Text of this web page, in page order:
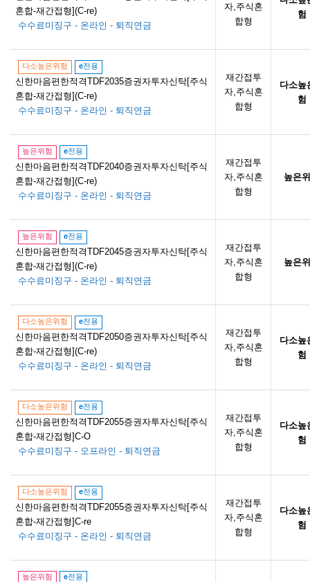
혼합-재간접형](C-re)
수수료미징구 - 온라인 - 퇴직연금
자,주식혼
합형
험
다소높은위험 e전용
신한마음편한적격TDF2035증권자투자신탁[주식
혼합-재간접형](C-re)
수수료미징구 - 온라인 - 퇴직연금
재간접투
자,주식혼
합형
다소높
험
높은위험 e전용
신한마음편한적격TDF2040증권자투자신탁[주식
혼합-재간접형](C-re)
수수료미징구 - 온라인 - 퇴직연금
재간접투
자,주식혼
합형
높은
높은위험 e전용
신한마음편한적격TDF2045증권자투자신탁[주식
혼합-재간접형](C-re)
수수료미징구 - 온라인 - 퇴직연금
재간접투
자,주식혼
합형
높은
다소높은위험 e전용
신한마음편한적격TDF2050증권자투자신탁[주식
혼합-재간접형](C-re)
수수료미징구 - 온라인 - 퇴직연금
재간접투
자,주식혼
합형
다소높
험
다소높은위험 e전용
신한마음편한적격TDF2055증권자투자신탁[주식
혼합-재간접형]C-O
수수료미징구 - 오프라인 - 퇴직연금
재간접투
자,주식혼
합형
다소높
험
다소높은위험 e전용
신한마음편한적격TDF2055증권자투자신탁[주식
혼합-재간접형]C-re
수수료미징구 - 온라인 - 퇴직연금
재간접투
자,주식혼
합형
다소높
험
높은위험 e전용